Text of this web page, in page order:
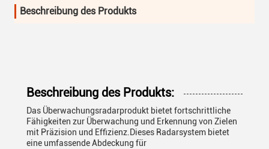
Beschreibung des Produkts
Beschreibung des Produkts:
Das Überwachungsradarprodukt bietet fortschrittliche
Fähigkeiten zur Überwachung und Erkennung von Zielen
mit Präzision und Effizienz.Dieses Radarsystem bietet
eine umfassende Abdeckung für